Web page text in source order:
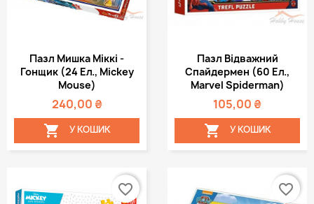
Пазл Мишка Міккі -
Гонщик (24 Ел., Mickey
Mouse)
240,00 ₴
 У КОШИК
Пазл Відважний
Спайдермен (60 Ел.,
Marvel Spiderman)
105,00 ₴
 У КОШИК
favorite_border favorite_border